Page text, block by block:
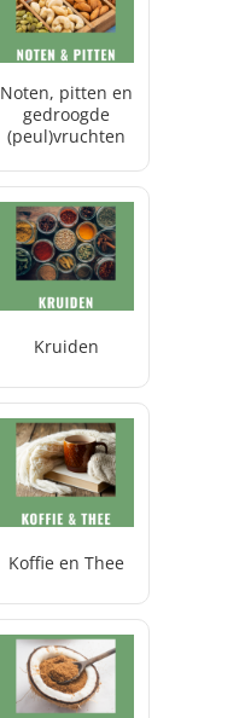
Noten, pitten en
gedroogde
(peul)vruchten
Kruiden
Koffie en Thee